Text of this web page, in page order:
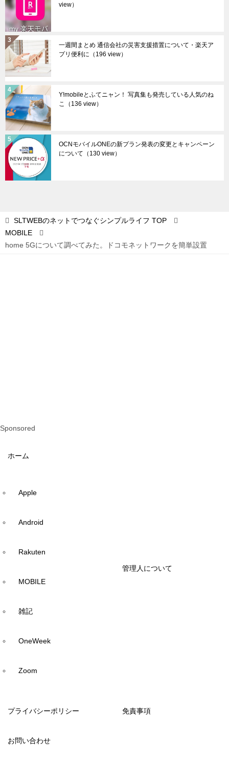
view）
一週間まとめ 通信会社の災害支援措置について・楽天ア
プリ便利に （196 view）
Y!mobileとふてニャン！ 写真集も発売している人気のね
こ
（136 view）
OCNモバイルONEの新プラン発表の変更とキャンペーン
について （130 view）
SLTWEBのネットでつなぐシンプルライフ TOP
MOBILE
home 5Gについて調べてみた。ドコモネットワークを簡単設置
Sponsored
ホーム
Apple
Android
Rakuten
MOBILE
雑記
OneWeek
Zoom
管理人について
プライバシーポリシー 免責事項
お問い合わせ